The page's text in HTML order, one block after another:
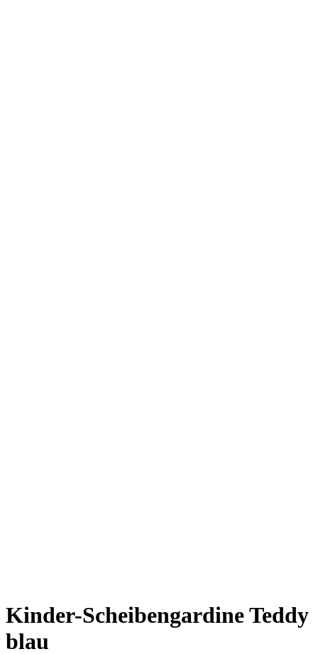
Kinder-Scheibengardine Teddy
blau